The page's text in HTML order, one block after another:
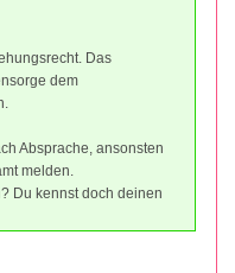
Das
dem
Absprache, ansonsten
melden.
Du kennst doch deinen